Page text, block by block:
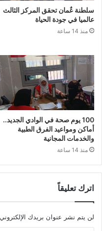
سلطنة عٌمان تحقق المركز الثالث
عالميا في جودة الحياة
منذ 14 ساعة
100 يوم صحة في الوادي الجديد..
أماكن ومواعيد الفرق الطبية
والخدمات المجانية
منذ 14 ساعة
اترك تعليقاً
لن يتم نشر عنوان بريدك